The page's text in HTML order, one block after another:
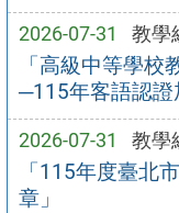
2026-07-31 教學
「高級中等學
─115年客語認證
2026-07-31 教學
「115年度臺北
章」